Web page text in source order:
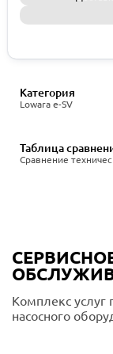
Lowara e-SV
Категория
Сравнение
Таблица
Комплекс услуг
насосного